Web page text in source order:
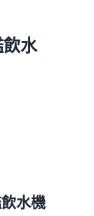
飲水
水機